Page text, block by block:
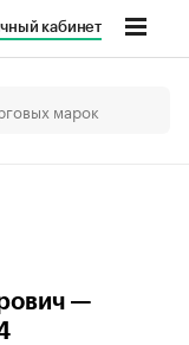
кабинет
—